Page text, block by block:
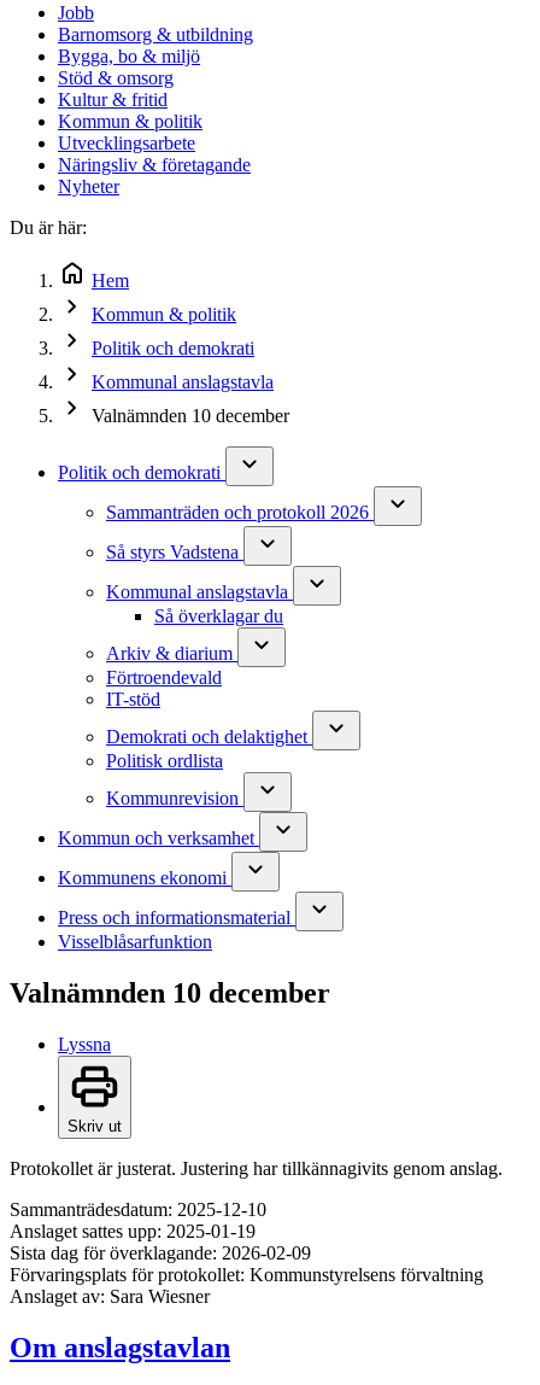
Jobb
Barnomsorg & utbildning
Bygga, bo & miljö
Stöd & omsorg
Kultur & fritid
Kommun & politik
Utvecklingsarbete
Näringsliv & företagande
Nyheter
Du är här:
Hem
Kommun & politik
Politik och demokrati
Kommunal anslagstavla
Valnämnden 10 december
Politik och demokrati
Sammanträden och protokoll 2026
Så styrs Vadstena
Kommunal anslagstavla
Så överklagar du
Arkiv & diarium
Förtroendevald
IT-stöd
Demokrati och delaktighet
Politisk ordlista
Kommunrevision
Kommun och verksamhet
Kommunens ekonomi
Press och informationsmaterial
Visselblåsarfunktion
Valnämnden 10 december
Lyssna
Skriv ut
Protokollet är justerat. Justering har tillkännagivits genom anslag.
Sammanträdesdatum: 2025-12-10
Anslaget sattes upp: 2025-01-19
Sista dag för överklagande: 2026-02-09
Förvaringsplats för protokollet: Kommunstyrelsens förvaltning
Anslaget av: Sara Wiesner
Om anslagstavlan